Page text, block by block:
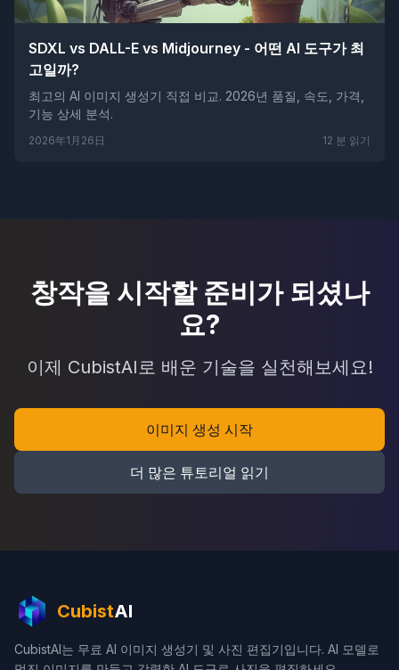
SDXL vs DALL-E vs Midjourney - 어떤 AI 도구가 최
고일까?
최고의 AI 이미지 생성기 직접 비교. 2026년 품질, 속도, 가격,
기능 상세 분석.
2026年1月26日 12 분 읽기
창작을 시작할 준비가 되셨나
요?
이제 CubistAI로 배운 기술을 실천해보세요!
이미지 생성 시작
더 많은 튜토리얼 읽기
CubistAI
CubistAI는 무료 AI 이미지 생성기 및 사진 편집기입니다. AI 모델로